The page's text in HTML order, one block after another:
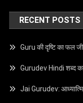
RECENT POSTS
Guru की दृष्टि का फल
Gurudev Hindi शब्द
Jai Gurudev: